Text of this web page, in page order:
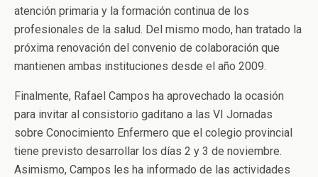
atención primaria y la formación continua de los
profesionales de la salud. Del mismo modo, han tratado la
próxima renovación del convenio de colaboración que
mantienen ambas instituciones desde el año 2009.
Finalmente, Rafael Campos ha aprovechado la ocasión
para invitar al consistorio gaditano a las VI Jornadas
sobre Conocimiento Enfermero que el colegio provincial
tiene previsto desarrollar los días 2 y 3 de noviembre.
Asimismo, Campos les ha informado de las actividades